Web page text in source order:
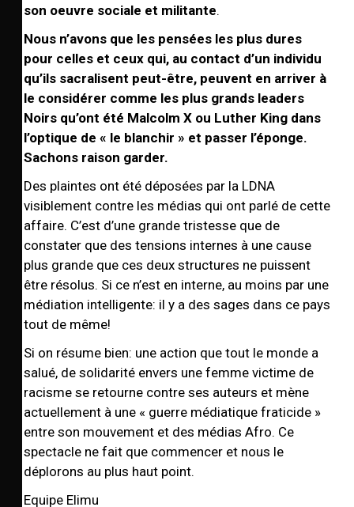
son oeuvre sociale et militante.
Nous n’avons que les pensées les plus dures
pour celles et ceux qui, au contact d’un individu
qu’ils sacralisent peut-être, peuvent en arriver à
le considérer comme les plus grands leaders
Noirs qu’ont été Malcolm X ou Luther King dans
l’optique de « le blanchir » et passer l’éponge.
Sachons raison garder.
Des plaintes ont été déposées par la LDNA
visiblement contre les médias qui ont parlé de cette
affaire. C’est d’une grande tristesse que de
constater que des tensions internes à une cause
plus grande que ces deux structures ne puissent
être résolus. Si ce n’est en interne, au moins par une
médiation intelligente: il y a des sages dans ce pays
tout de même!
Si on résume bien: une action que tout le monde a
salué, de solidarité envers une femme victime de
racisme se retourne contre ses auteurs et mène
actuellement à une « guerre médiatique fraticide »
entre son mouvement et des médias Afro. Ce
spectacle ne fait que commencer et nous le
déplorons au plus haut point.
Equipe Elimu